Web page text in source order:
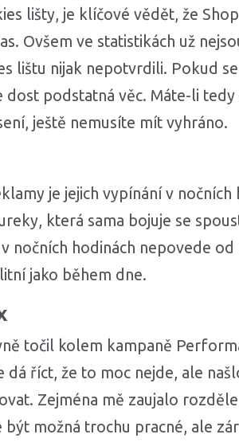
lišty, je klíčové vědět, že
Ovšem ve statistikách už
lištu nijak nepotvrdili. Pokud
dost podstatná věc. Máte-li
ještě nemusíte mít vyhráno.
je jejich vypínání v nočních
která sama bojuje se
nočních hodinách nepovede
jako během dne.
točil kolem kampaně
dá říct, že to moc nejde, ale
Zejména mě zaujalo
být možná trochu pracné, ale